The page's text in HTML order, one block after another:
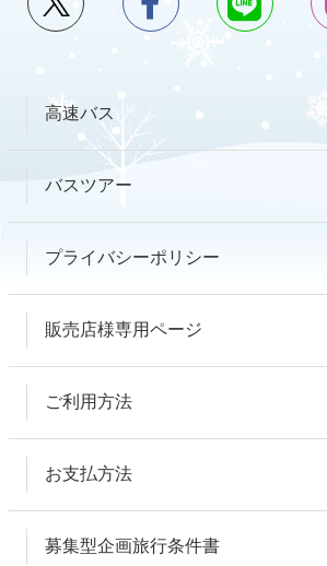
高速バス
バスツアー
プライバシーポリシー
販売店様専用ページ
ご利用方法
お支払方法
募集型企画旅行条件書